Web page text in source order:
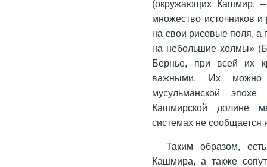
(окружающих Кашмир.
множество источников
на свои рисовые поля,
на небольшие холмы»
Бернье, при всей их
важными. Их можно
мусульманской
Кашмирской долине
системах не сообщается
Таким образом,
Кашмира, а также